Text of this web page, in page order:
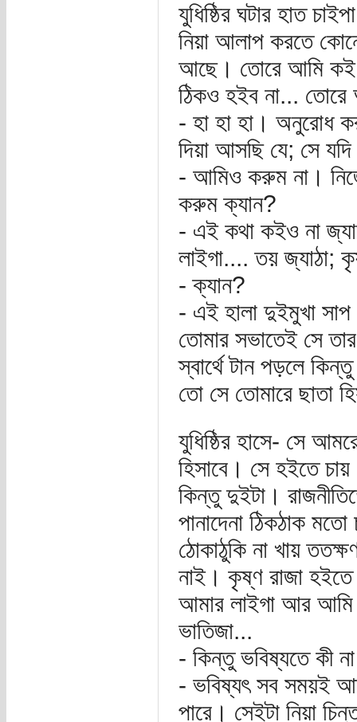
যুধিষ্ঠির ঘটার হাত
নিয়া আলাপ করতে
আছে। তোরে আমি কই;
ঠিকও হইব না...
- হা হা হা। অনুরোধ
দিয়া আসছি যে; সে
- আমিও করুম না।
করুম ক্যান?
- এই কথা কইও না
লাইগা.... তয় জ্যাঠা;
- ক্যান?
- এই হালা দুইমুখা
তোমার সভাতেই সে
স্বার্থে টান পড়লে
তো সে তোমারে ছাতা
যুধিষ্ঠির হাসে- সে
হিসাবে। সে হইতে
কিন্তু দুইটা।
পানাদেনা ঠিকঠাক
ঠোকাঠুকি না খায়
নাই। কৃষ্ণ রাজা
আমার লাইগা আর আমি
ভাতিজা...
- কিন্তু ভবিষ্যতে কী
- ভবিষ্যৎ সব সময়ই
পারে। সেইটা নিয়া